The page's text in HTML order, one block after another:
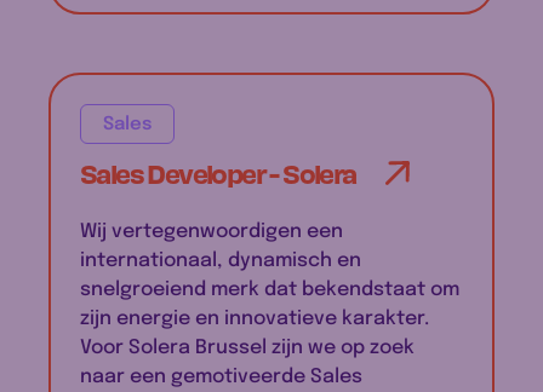
Sales
Sales Developer - Solera
Wij vertegenwoordigen een
internationaal, dynamisch en
snelgroeiend merk dat bekendstaat om
zijn energie en innovatieve karakter.
Voor Solera Brussel zijn we op zoek
naar een gemotiveerde Sales